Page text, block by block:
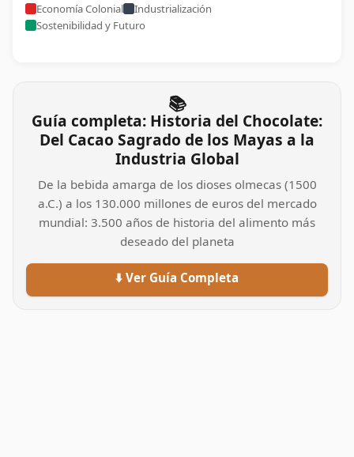
Economía Colonial
Industrialización
Sostenibilidad y Futuro
📚
Guía completa: Historia del Chocolate:
Del Cacao Sagrado de los Mayas a la
Industria Global
De la bebida amarga de los dioses olmecas (1500
a.C.) a los 130.000 millones de euros del mercado
mundial: 3.500 años de historia del alimento más
deseado del planeta
⬇️ Ver Guía Completa